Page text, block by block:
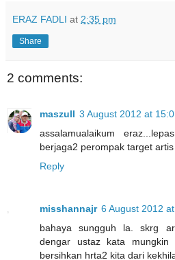
ERAZ FADLI at 2:35 pm
Share
2 comments:
maszull 3 August 2012 at
assalamualaikum
berjaga2 perompak target
Reply
misshannajr 6 August 2012
bahaya sungguh la. skrg
dengar ustaz kata
bersihkan hrta2 kita dari